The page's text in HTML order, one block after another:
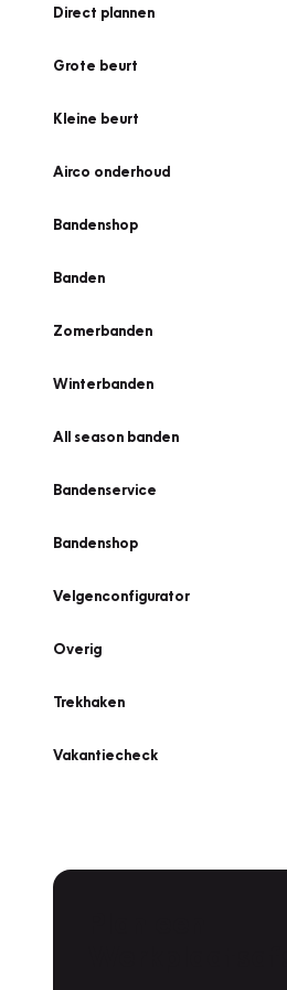
Direct plannen
Grote beurt
Kleine beurt
Airco onderhoud
Bandenshop
Banden
Zomerbanden
Winterbanden
All season banden
Bandenservice
Bandenshop
Velgenconfigurator
Overig
Trekhaken
Vakantiecheck